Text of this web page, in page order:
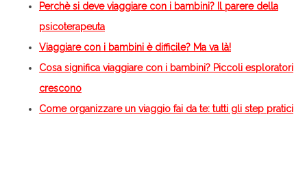
Perchè si deve viaggiare con i bambini? Il parere della
psicoterapeuta
Viaggiare con i bambini è difficile? Ma va là!
Cosa significa viaggiare con i bambini? Piccoli esploratori
crescono
Come organizzare un viaggio fai da te: tutti gli step pratici